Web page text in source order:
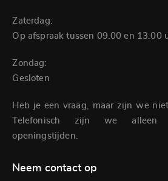
Zaterdag:
Op afspraak tussen 09.00 en 13.00
Zondag:
Gesloten
Heb je een vraag, maar zijn we
Telefonisch zijn we alleen
openingstijden.
Neem contact op